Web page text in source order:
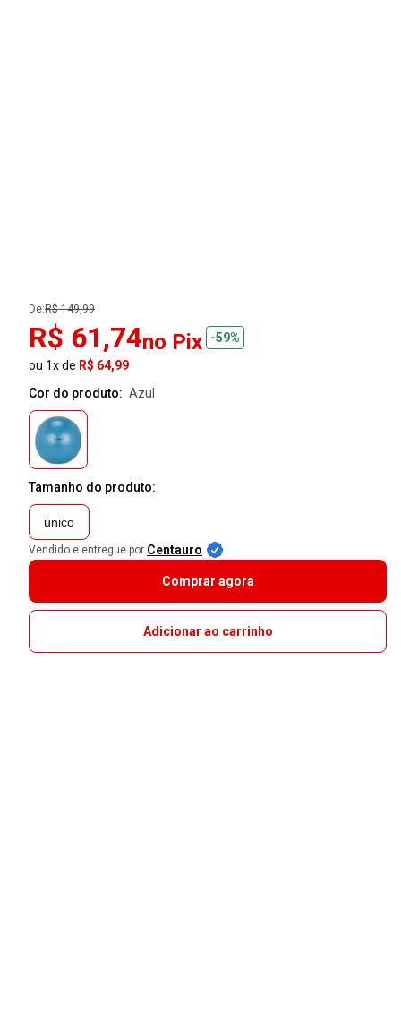
De:R$ 149,99
R$ 61,74no Pix
-59%
ou 1x de R$ 64,99
Cor do produto:
azul
Tamanho do produto:
único
Vendido e entregue por Centauro
Comprar agora
Adicionar ao carrinho